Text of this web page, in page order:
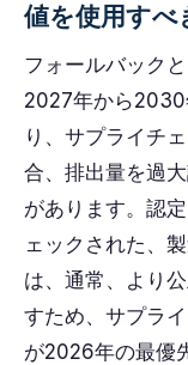
値を使用すべ
フォールバック
2027年から2030
り、サプライチ
合、排出量を過
があります。認
ェックされた、
は、通常、より
すため、サプラ
が2026年の最優